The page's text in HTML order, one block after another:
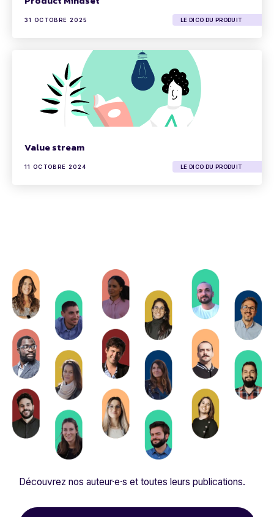
31 OCTOBRE 2025 LE DICO DU PRODUIT
Value stream
11 OCTOBRE 2024 LE DICO DU PRODUIT
Découvrez nos auteur·e·s et toutes leurs publications.